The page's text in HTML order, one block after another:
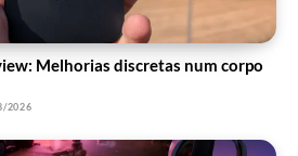
Melhorias discretas num corpo
2026